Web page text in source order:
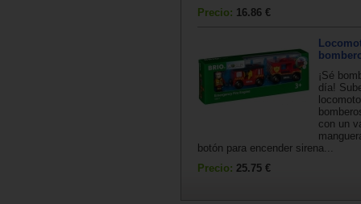
Precio: 16.86 €
¡Sé
día!
con un
botón para encender sirena...
Precio: 25.75 €